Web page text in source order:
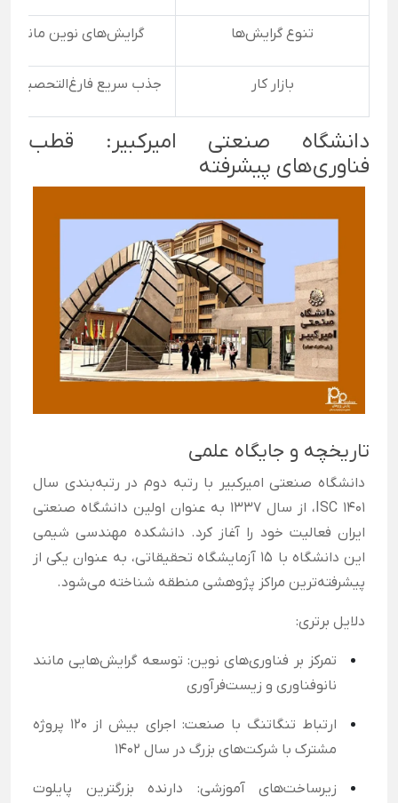
تنوع گرایش‌ها گرایش‌های نوین مانند
بازار کار جذب سریع
دانشگاه صنعتی امیرکبیر: قطب
فناوری‌های پیشرفته
تاریخچه و جایگاه علمی
دانشگاه صنعتی امیرکبیر با رتبه دوم در رتبه‌بندی سال
ISC 1401، از سال ۱۳۳۷ به عنوان اولین دانشگاه صنعتی
ایران فعالیت خود را آغاز کرد. دانشکده مهندسی شیمی
این دانشگاه با ۱۵ آزمایشگاه تحقیقاتی، به عنوان یکی از
پیشرفته‌ترین مراکز پژوهشی منطقه شناخته می‌شود.
دلایل برتری:
تمرکز بر فناوری‌های نوین: توسعه گرایش‌هایی مانند
نانوفناوری و زیست‌فرآوری
ارتباط تنگاتنگ با صنعت: اجرای بیش از ۱۲۰ پروژه
مشترک با شرکت‌های بزرگ در سال ۱۴۰۲
زیرساخت‌های آموزشی: دارنده بزرگترین پایلوت